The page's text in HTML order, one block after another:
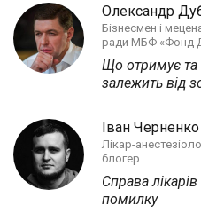
Олександр
Бізнесмен і
ради МБФ «Фонд
Що отримує та
залежить від
Іван Черненко
Лікар-
блогер.
Справа
помилку